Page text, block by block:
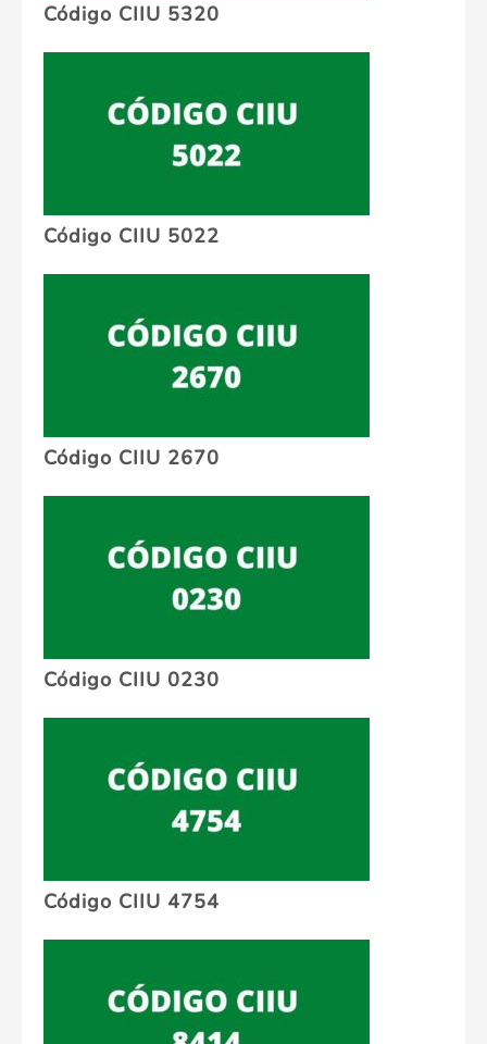
Código CIIU 5320
Código CIIU 5022
Código CIIU 2670
Código CIIU 0230
Código CIIU 4754